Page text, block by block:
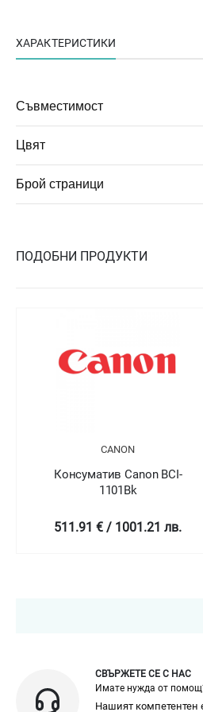
ХАРАКТЕРИСТИКИ
Съвместимост
Цвят
Брой страници
ПОДОБНИ ПРОДУКТИ
Консуматив Canon
511.91 € /
СВЪРЖЕТЕ СЕ С НАС
Имате нужда от
Нашият компетентен